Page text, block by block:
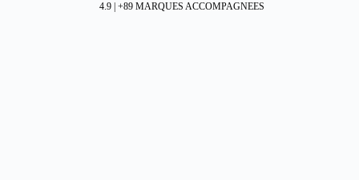
4.9 | +89 MARQUES ACCOMPAGNEES